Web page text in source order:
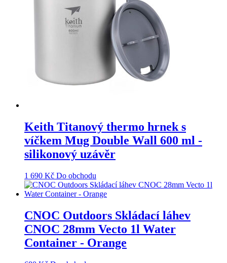
Keith Titanový thermo hrnek s
víčkem Mug Double Wall 600 ml -
silikonový uzávěr
1 690 Kč Do obchodu
CNOC Outdoors Skládací láhev
CNOC 28mm Vecto 1l Water
Container - Orange